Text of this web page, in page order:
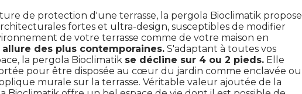
de protection d'une terrasse, la pergola Bioclimatik propose
fortes et ultra-design, susceptibles de modifier
de votre terrasse comme de votre maison en
allure des plus contemporaines. S'adaptant à toutes vos
la pergola Bioclimatik se décline sur 4 ou 2 pieds. Elle
pour être disposée au cœur du jardin comme enclavée ou
murale sur la terrasse. Véritable valeur ajoutée de la